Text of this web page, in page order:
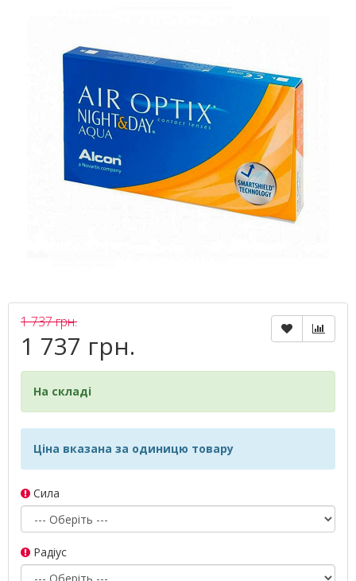
1 737 грн.
1 737 грн.
На складі
Ціна вказана за одиницю товару
Сила
Радіус